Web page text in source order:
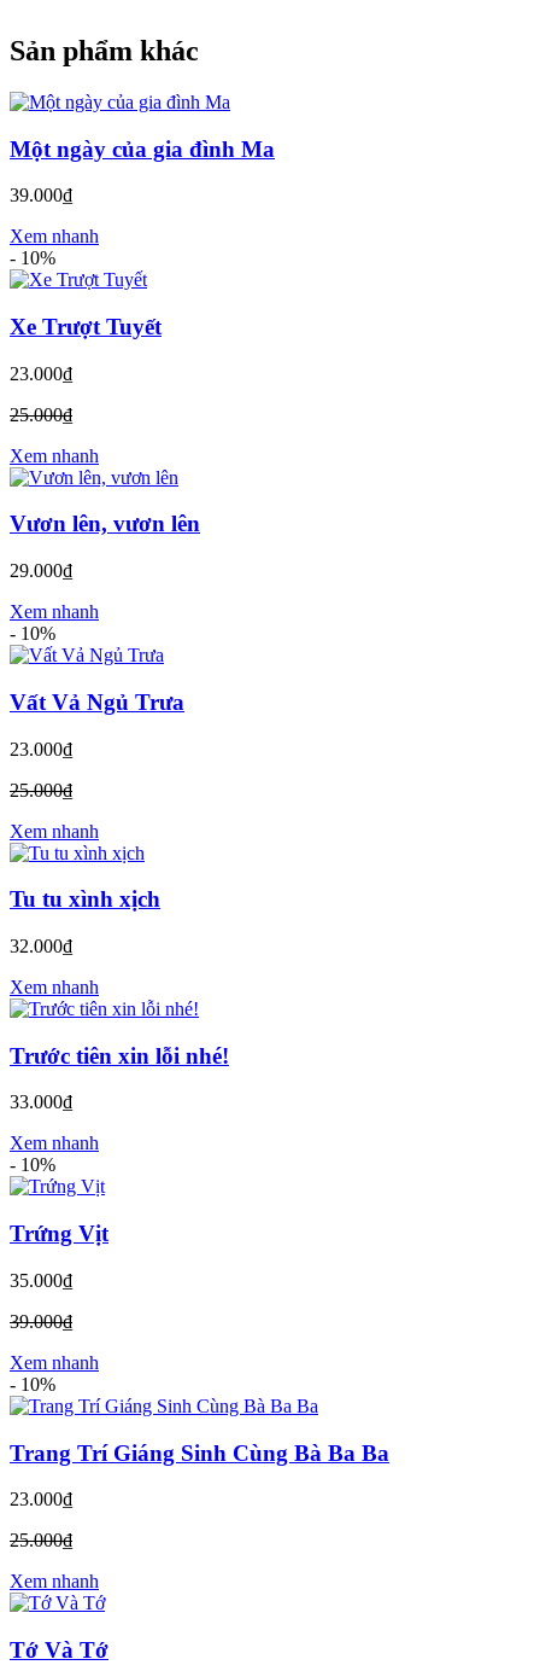
Sản phẩm khác
Một ngày của gia đình Ma
39.000₫
Xem nhanh
- 10%
Xe Trượt Tuyết
23.000₫
25.000₫
Xem nhanh
Vươn lên, vươn lên
29.000₫
Xem nhanh
- 10%
Vất Vả Ngủ Trưa
23.000₫
25.000₫
Xem nhanh
Tu tu xình xịch
32.000₫
Xem nhanh
Trước tiên xin lỗi nhé!
33.000₫
Xem nhanh
- 10%
Trứng Vịt
35.000₫
39.000₫
Xem nhanh
- 10%
Trang Trí Giáng Sinh Cùng Bà Ba Ba
23.000₫
25.000₫
Xem nhanh
Tớ Và Tớ